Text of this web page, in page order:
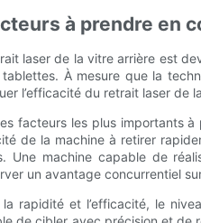
à prendre en
laser de la vitre arrière est
À mesure que la
l’efficacité du retrait laser
facteurs les plus importants
de la machine à retirer
Une machine capable de
un avantage concurrentiel
la rapidité et l’efficacité, le